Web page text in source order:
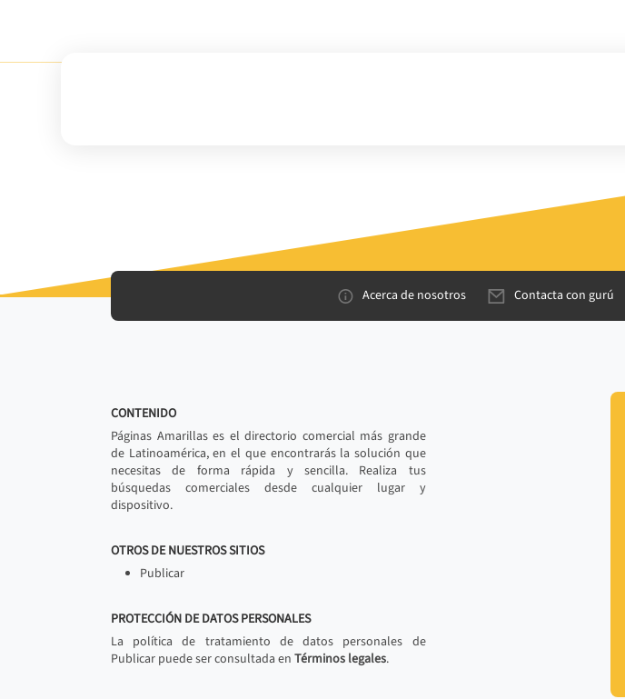
Acerca de nosotros Contacta con gurú
CONTENIDO
Páginas Amarillas es el directorio comercial más grande
de Latinoamérica, en el que encontrarás la solución que
necesitas de forma rápida y sencilla. Realiza tus
búsquedas comerciales desde cualquier lugar y
dispositivo.
OTROS DE NUESTROS SITIOS
Publicar
PROTECCIÓN DE DATOS PERSONALES
La política de tratamiento de datos personales de
Publicar puede ser consultada en Términos legales.